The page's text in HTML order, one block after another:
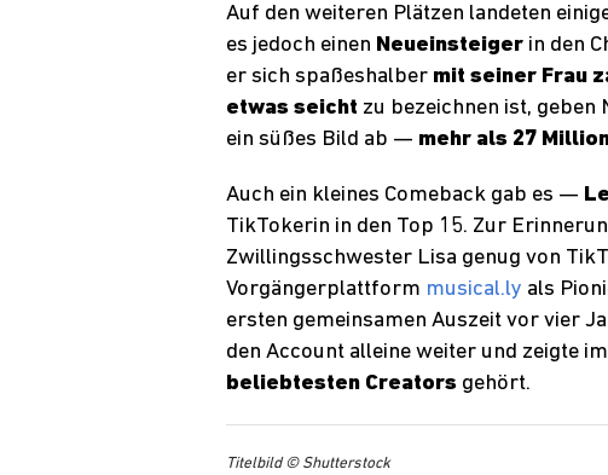
Auf den weiteren Plätzen landeten
es jedoch einen Neueinsteiger in den
er sich spaßeshalber mit seiner Frau
etwas seicht zu bezeichnen ist, geben
ein süßes Bild ab — mehr als 27
Auch ein kleines Comeback gab es —
TikTokerin in den Top 15. Zur
Zwillingsschwester Lisa genug von
Vorgängerplattform musical.ly als
ersten gemeinsamen Auszeit vor vier
den Account alleine weiter und zeigte
beliebtesten Creators gehört.
Titelbild © Shutterstock